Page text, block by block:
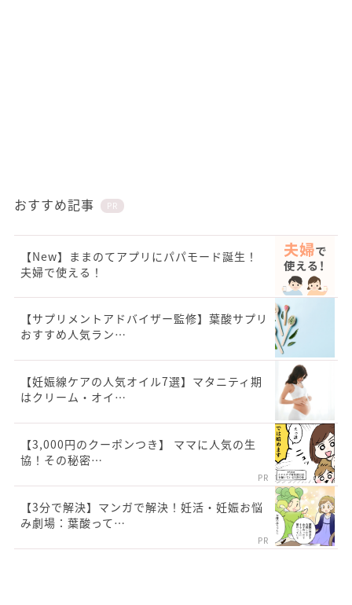
おすすめ記事 PR
【New】ままのてアプリにパパモード誕生！
夫婦で使える！
【サプリメントアドバイザー監修】葉酸サプリ
おすすめ人気ラン…
【妊娠線ケアの人気オイル7選】マタニティ期
はクリーム・オイ…
【3,000円のクーポンつき】 ママに人気の生
協！その秘密…
PR
【3分で解決】マンガで解決！妊活・妊娠お悩
み劇場：葉酸って…
PR